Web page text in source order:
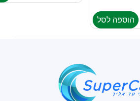
הוספה לסל